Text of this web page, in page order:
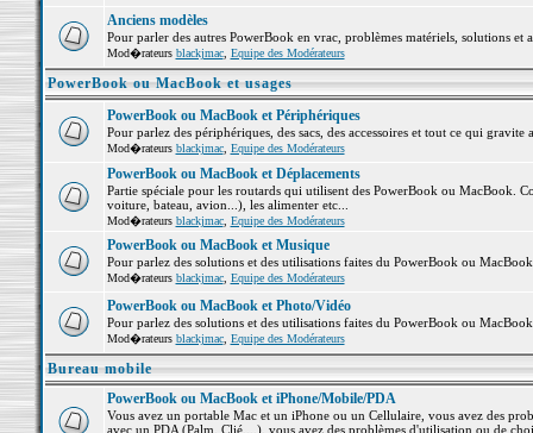
Anciens modèles
Pour parler des autres PowerBook en vrac, problèmes matériels, solutions et
Mod�rateurs blackjmac, Equipe des Modérateurs
PowerBook ou MacBook et usages
PowerBook ou MacBook et Périphériques
Pour parlez des périphériques, des sacs, des accessoires et tout ce qui
Mod�rateurs blackjmac, Equipe des Modérateurs
PowerBook ou MacBook et Déplacements
Partie spéciale pour les routards qui utilisent des PowerBook ou MacBook.
voiture, bateau, avion...), les alimenter etc...
Mod�rateurs blackjmac, Equipe des Modérateurs
PowerBook ou MacBook et Musique
Pour parlez des solutions et des utilisations faites du PowerBook ou
Mod�rateurs blackjmac, Equipe des Modérateurs
PowerBook ou MacBook et Photo/Vidéo
Pour parlez des solutions et des utilisations faites du PowerBook ou
Mod�rateurs blackjmac, Equipe des Modérateurs
Bureau mobile
PowerBook ou MacBook et iPhone/Mobile/PDA
Vous avez un portable Mac et un iPhone ou un Cellulaire, vous avez des
avec un PDA (Palm, Clié,...), vous avez des problèmes d'utilisation ou de